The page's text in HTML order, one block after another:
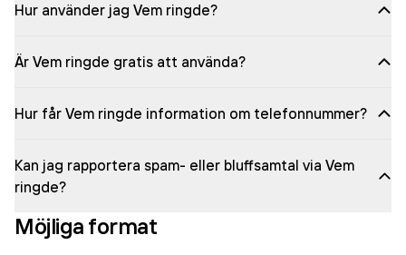
Hur använder jag Vem ringde?
Är Vem ringde gratis att använda?
Hur får Vem ringde information om telefonnummer?
Kan jag rapportera spam- eller bluffsamtal via Vem
ringde?
Möjliga format